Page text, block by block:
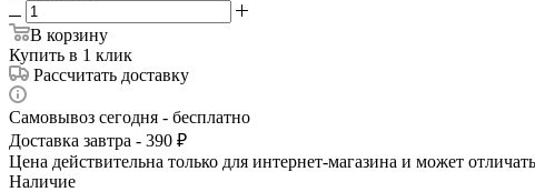
В корзину
Купить в 1 клик
Рассчитать доставку
Самовывоз сегодня - бесплатно
Доставка завтра - 390 ₽
Цена действительна только для интернет-магазина и может
Наличие